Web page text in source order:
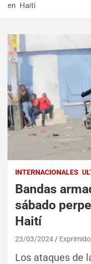
en Haití
INTERNACIONALES
Bandas
sábado
Haití
23/03/2024
Los ataques de